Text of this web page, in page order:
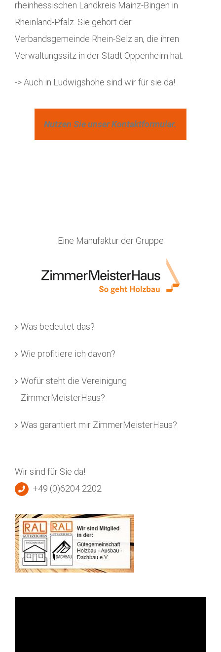
rheinhessischen Landkreis Mainz-Bingen in
Rheinland-Pfalz. Sie gehört der
Verbandsgemeinde Rhein-Selz an, die ihren
Verwaltungssitz in der Stadt Oppenheim hat.
-> Auch in Ludwigshöhe sind wir für sie da!
Nutzen Sie unser Kontaktformular.
Eine Manufaktur der Gruppe
Was bedeutet das?
Wie profitiere ich davon?
Wofür steht die Vereinigung
ZimmerMeisterHaus?
Was garantiert mir ZimmerMeisterHaus?
Wir sind für Sie da!
+49 (0)6204 2202